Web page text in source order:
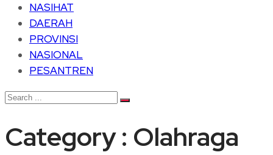
NASIHAT
DAERAH
PROVINSI
NASIONAL
PESANTREN
Category : Olahraga